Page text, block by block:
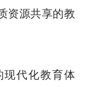
资源共享的教
代化教育体